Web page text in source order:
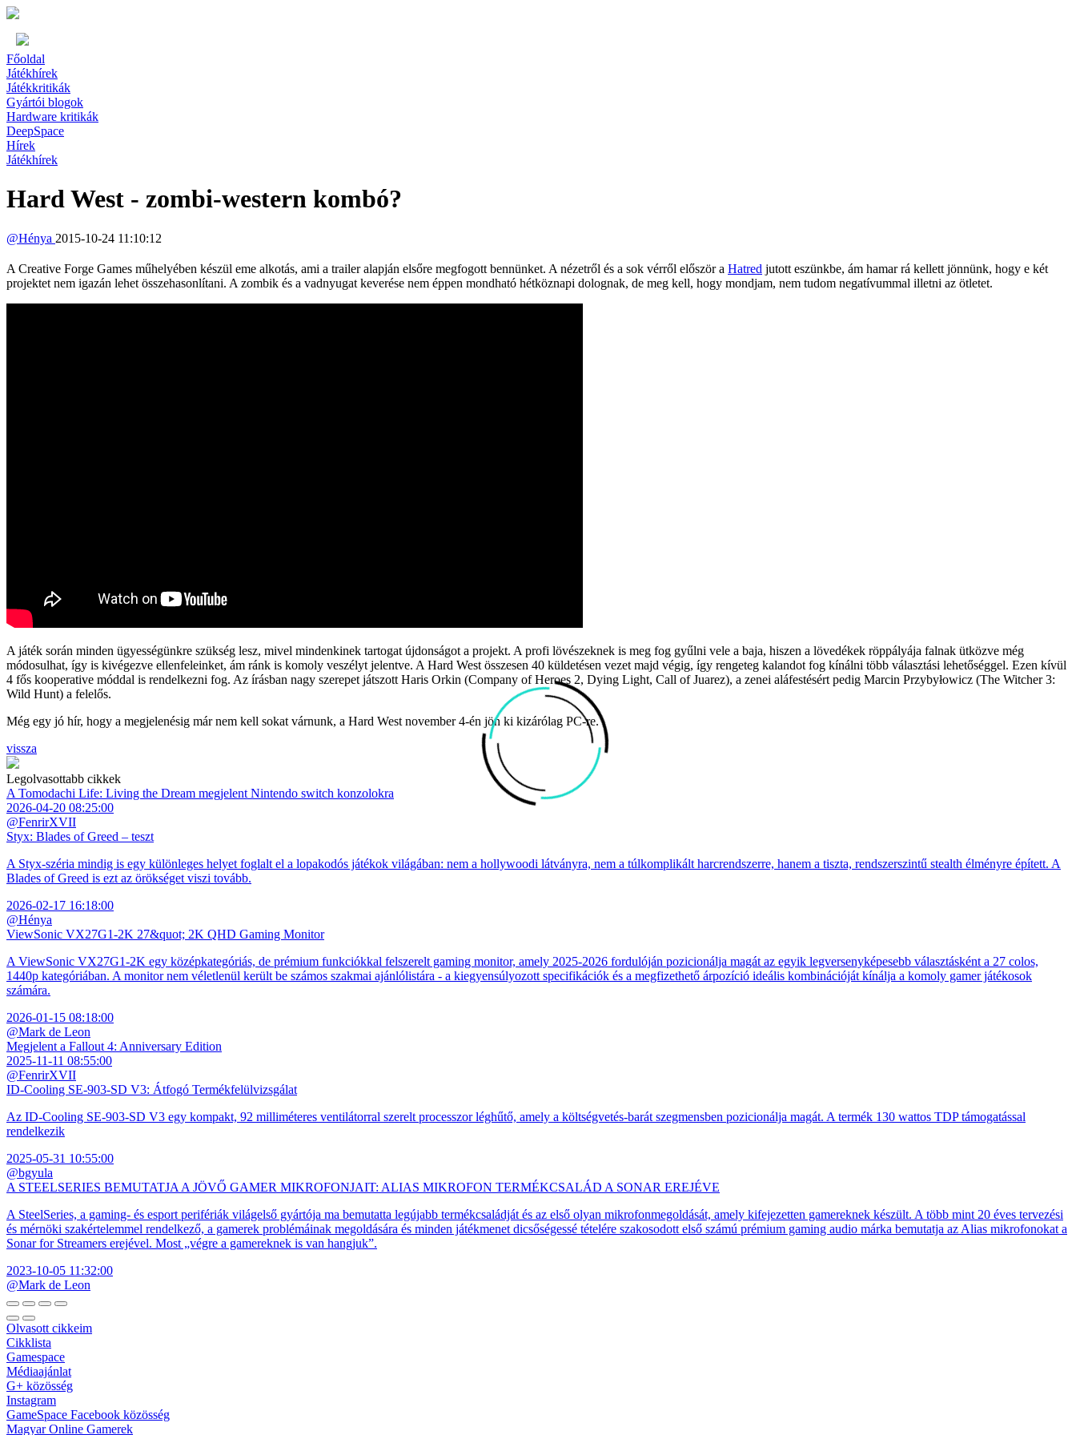
Főoldal
Játékhírek
Játékkritikák
Gyártói blogok
Hardware kritikák
DeepSpace
Hírek
Játékhírek
Hard West - zombi-western kombó?
@Hénya 2015-10-24 11:10:12
A Creative Forge Games műhelyében készül eme alkotás, ami a trailer alapján elsőre megfogott bennünket. A nézetről és a sok vérről először a Hatred jutott eszünkbe, ám hamar rá kellett jönnünk, hogy e két
projektet nem igazán lehet összehasonlítani. A zombik és a vadnyugat keverése nem éppen mondható hétköznapi dolognak, de meg kell, hogy mondjam, nem tudom negatívummal illetni az ötletet.
A játék során minden ügyességünkre szükség lesz, mivel mindenkinek tartogat újdonságot a projekt. A profi lövészeknek is meg fog gyűlni vele a baja, hiszen a lövedékek röppályája falnak ütközve még
módosulhat, így is kivégezve ellenfeleinket, ám ránk is komoly veszélyt jelentve. A Hard West összesen 40 küldetésen vezet majd végig, így rengeteg kalandot fog kínálni több választási lehetőséggel. Ezen kívül
4 fős kooperative móddal is rendelkezni fog. Az írásban nagy szerepet játszott Haris Orkin (Company of Heroes 2, Dying Light, Call of Juarez), a zenei aláfestésért pedig Marcin Przybyłowicz (The Witcher 3:
Wild Hunt) a felelős.
Még egy jó hír, hogy a megjelenésig már nem kell sokat várnunk, a Hard West november 4-én jön ki kizárólag PC-re.
vissza
Legolvasottabb cikkek
A Tomodachi Life: Living the Dream megjelent Nintendo switch konzolokra
2026-04-20 08:25:00
@FenrirXVII
Styx: Blades of Greed – teszt
A Styx-széria mindig is egy különleges helyet foglalt el a lopakodós játékok világában: nem a hollywoodi látványra, nem a túlkomplikált harcrendszerre, hanem a tiszta, rendszerszintű stealth élményre épített. A
Blades of Greed is ezt az örökséget viszi tovább.
2026-02-17 16:18:00
@Hénya
ViewSonic VX27G1-2K 27&quot; 2K QHD Gaming Monitor
A ViewSonic VX27G1-2K egy középkategóriás, de prémium funkciókkal felszerelt gaming monitor, amely 2025-2026 fordulóján pozicionálja magát az egyik legversenyképesebb választásként a 27 colos,
1440p kategóriában. A monitor nem véletlenül került be számos szakmai ajánlólistára - a kiegyensúlyozott specifikációk és a megfizethető árpozíció ideális kombinációját kínálja a komoly gamer játékosok
számára.
2026-01-15 08:18:00
@Mark de Leon
Megjelent a Fallout 4: Anniversary Edition
2025-11-11 08:55:00
@FenrirXVII
ID-Cooling SE-903-SD V3: Átfogó Termékfelülvizsgálat
Az ID-Cooling SE-903-SD V3 egy kompakt, 92 milliméteres ventilátorral szerelt processzor léghűtő, amely a költségvetés-barát szegmensben pozicionálja magát. A termék 130 wattos TDP támogatással
rendelkezik
2025-05-31 10:55:00
@bgyula
A STEELSERIES BEMUTATJA A JÖVŐ GAMER MIKROFONJAIT: ALIAS MIKROFON TERMÉKCSALÁD A SONAR EREJÉVE
A SteelSeries, a gaming- és esport perifériák világelső gyártója ma bemutatta legújabb termékcsaládját és az első olyan mikrofonmegoldását, amely kifejezetten gamereknek készült. A több mint 20 éves tervezési
és mérnöki szakértelemmel rendelkező, a gamerek problémáinak megoldására és minden játékmenet dicsőségessé tételére szakosodott első számú prémium gaming audio márka bemutatja az Alias mikrofonokat a
Sonar for Streamers erejével. Most „végre a gamereknek is van hangjuk”.
2023-10-05 11:32:00
@Mark de Leon
Olvasott cikkeim
Cikklista
Gamespace
Médiaajánlat
G+ közösség
Instagram
GameSpace Facebook közösség
Magyar Online Gamerek